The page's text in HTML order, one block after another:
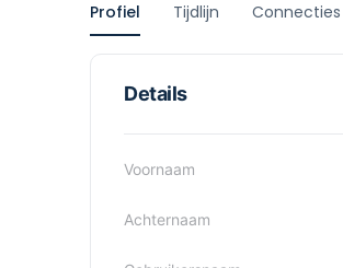
Profiel Tijdlijn Connecties
Details
Voornaam
Achternaam